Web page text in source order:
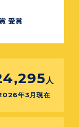
受賞
人
年3月現在